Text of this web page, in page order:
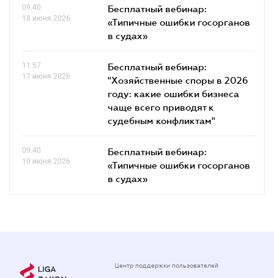
09.40
18 июня 2026
Бесплатный вебинар:
«Типичные ошибки госорганов
в судах»
11.57
17 июня 2026
Бесплатный вебинар:
"Хозяйственные споры в 2026
году: какие ошибки бизнеса
чаще всего приводят к
судебным конфликтам"
09.40
10 июня 2026
Бесплатный вебинар:
«Типичные ошибки госорганов
в судах»
Центр поддержки пользователей